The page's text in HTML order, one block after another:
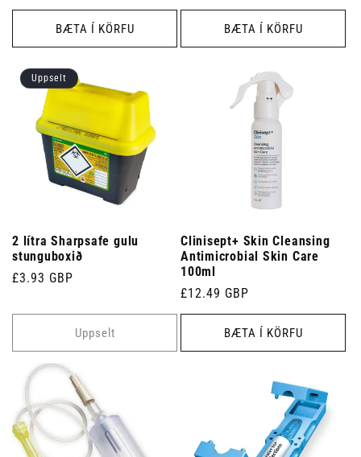
verð
BÆTA Í KÖRFU
verð
BÆTA Í KÖRFU
Uppselt
2 lítra Sharpsafe gulu
stunguboxið
Venjulegt
£3.93 GBP
Uppselt
Clinisept+ Skin Cleansing
Antimicrobial Skin Care
100ml
Venjulegt
verð
£12.49 GBP
BÆTA Í KÖRFU